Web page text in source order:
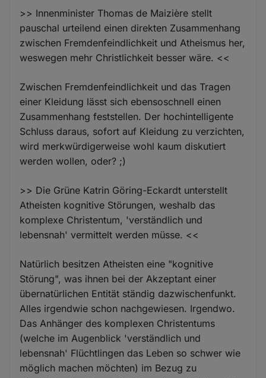
>> Innenminister Thomas de Maizière stellt
pauschal urteilend einen direkten Zusammenhang
zwischen Fremdenfeindlichkeit und Atheismus her,
weswegen mehr Christlichkeit besser wäre. <<
Zwischen Fremdenfeindlichkeit und das Tragen
einer Kleidung lässt sich ebensoschnell einen
Zusammenhang feststellen. Der hochintelligente
Schluss daraus, sofort auf Kleidung zu verzichten,
wird merkwürdigerweise wohl kaum diskutiert
werden wollen, oder? ;)
>> Die Grüne Katrin Göring-Eckardt unterstellt
Atheisten kognitive Störungen, weshalb das
komplexe Christentum, 'verständlich und
lebensnah' vermittelt werden müsse. <<
Natürlich besitzen Atheisten eine "kognitive
Störung", was ihnen bei der Akzeptant einer
übernatürlichen Entität ständig dazwischenfunkt.
Alles irgendwie schon nachgewiesen. Irgendwo.
Das Anhänger des komplexen Christentums
(welche im Augenblick 'verständlich und
lebensnah' Flüchtlingen das Leben so schwer wie
möglich machen möchten) im Bezug zu